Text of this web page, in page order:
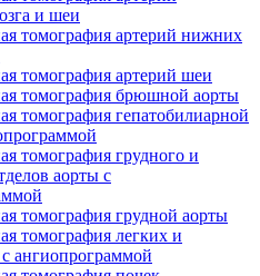
и шеи
томография артерий нижних
томография артерий шеи
томография брюшной аорты
томография гепатобилиарной
томография грудного и
аорты с
томография грудной аорты
томография легких и
с ангиопрограммой